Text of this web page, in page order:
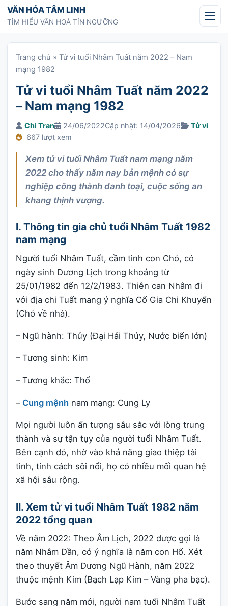
Chuyển tới nội dung
VĂN HÓA TÂM LINH
TÌM HIỂU VĂN HOÁ TÍN NGƯỠNG
Trang chủ » Tử vi tuổi Nhâm Tuất năm 2022 – Nam
mạng 1982
Tử vi tuổi Nhâm Tuất năm 2022
– Nam mạng 1982
Chi Tran 24/06/2022Cập nhật: 14/04/2026
Tử vi
667 lượt xem
Xem tử vi tuổi Nhâm Tuất nam mạng năm
2022 cho thấy năm nay bản mệnh có sự
nghiệp công thành danh toại, cuộc sống an
khang thịnh vượng.
I. Thông tin gia chủ tuổi Nhâm Tuất 1982
nam mạng
Người tuổi Nhâm Tuất, cầm tinh con Chó, có
ngày sinh Dương Lịch trong khoảng từ
25/01/1982 đến 12/2/1983. Thiên can Nhâm đi
với địa chi Tuất mang ý nghĩa Cố Gia Chi Khuyển
(Chó về nhà).
– Ngũ hành: Thủy (Đại Hải Thủy, Nước biển lớn)
– Tương sinh: Kim
– Tương khắc: Thổ
– Cung mệnh nam mạng: Cung Ly
Mọi người luôn ấn tượng sâu sắc với lòng trung
thành và sự tận tụy của người tuổi Nhâm Tuất.
Bên cạnh đó, nhờ vào khả năng giao thiệp tài
tình, tính cách sôi nổi, họ có nhiều mối quan hệ
xã hội sâu rộng.
II. Xem tử vi tuổi Nhâm Tuất 1982 năm
2022 tổng quan
Về năm 2022: Theo Âm Lịch, 2022 được gọi là
năm Nhâm Dần, có ý nghĩa là năm con Hổ. Xét
theo thuyết Âm Dương Ngũ Hành, năm 2022
thuộc mệnh Kim (Bạch Lạp Kim – Vàng pha bạc).
Bước sang năm mới, người nam tuổi Nhâm Tuất